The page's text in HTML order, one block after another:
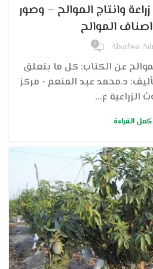
وانتاج الموالح – وصور
الموالح
Alsafwa
0
عن الكتاب: كل ما يتعلق
د.محمد عبد المنعم - مركز
الزراعية ع...
القراءة